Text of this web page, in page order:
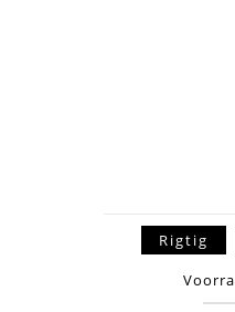
Rigtig